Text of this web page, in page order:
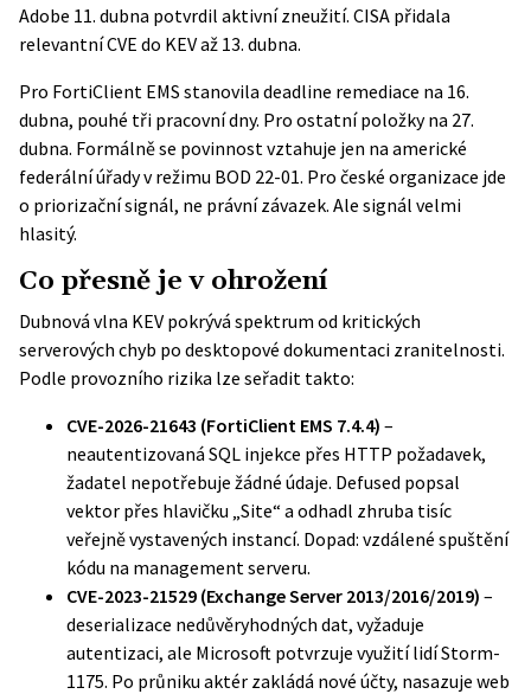
Adobe 11. dubna potvrdil aktivní zneužití. CISA přidala
relevantní CVE do KEV až 13. dubna.
Pro FortiClient EMS stanovila deadline remediace na 16.
dubna, pouhé tři pracovní dny. Pro ostatní položky na 27.
dubna. Formálně se povinnost vztahuje jen na americké
federální úřady v režimu BOD 22-01. Pro české organizace jde
o priorizační signál, ne právní závazek. Ale signál velmi
hlasitý.
Co přesně je v ohrožení
Dubnová vlna KEV pokrývá spektrum od kritických
serverových chyb po desktopové dokumentaci zranitelnosti.
Podle provozního rizika lze seřadit takto:
CVE-2026-21643 (FortiClient EMS 7.4.4) –
neautentizovaná SQL injekce přes HTTP požadavek,
žadatel nepotřebuje žádné údaje. Defused popsal
vektor přes hlavičku „Site“ a odhadl zhruba tisíc
veřejně vystavených instancí. Dopad: vzdálené spuštění
kódu na management serveru.
CVE-2023-21529 (Exchange Server 2013/2016/2019) –
deserializace nedůvěryhodných dat, vyžaduje
autentizaci, ale Microsoft potvrzuje využití lidí Storm-
1175. Po průniku aktér zakládá nové účty, nasazuje web